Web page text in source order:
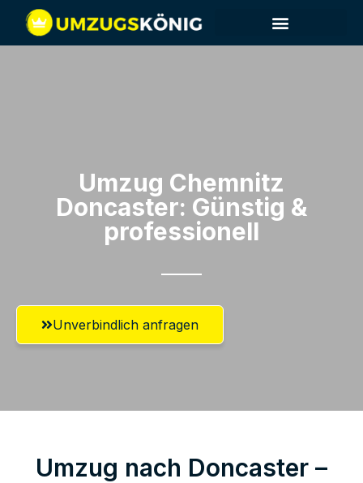
Umzug Chemnitz​
Doncaster: Günstig &
professionell​
Unverbindlich anfragen
Umzug nach Doncaster –